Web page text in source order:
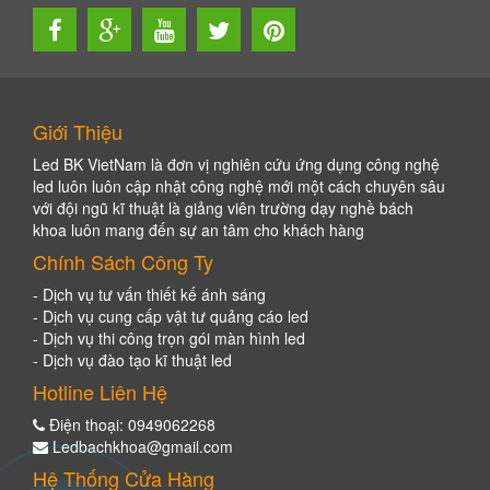
Giới Thiệu
Led BK VietNam là đơn vị nghiên cứu ứng dụng công nghệ
led luôn luôn cập nhật công nghệ mới một cách chuyên sâu
với đội ngũ kĩ thuật là giảng viên trường dạy nghề bách
khoa luôn mang đến sự an tâm cho khách hàng
Chính Sách Công Ty
- Dịch vụ tư vấn thiết kế ánh sáng
- Dịch vụ cung cấp vật tư quảng cáo led
- Dịch vụ thi công trọn gói màn hình led
- Dịch vụ đào tạo kĩ thuật led
Hotline Liên Hệ
Điện thoại: 0949062268
Ledbachkhoa@gmail.com
Hệ Thống Cửa Hàng